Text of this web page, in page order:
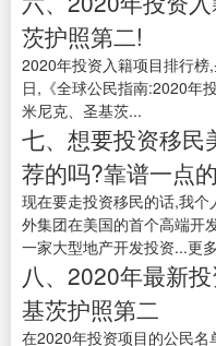
茨护照第二!
2020年投资入籍项目排行
日,《全球公民指南:2020年
米尼克、圣基茨...
七、想要投资移民
荐的吗?靠谱一点
现在要走投资移民的话,我
外集团在美国的首个高端开
一家大型地产开发投资...更多
八、2020年最新
基茨护照第二
在2020年投资项目的公民